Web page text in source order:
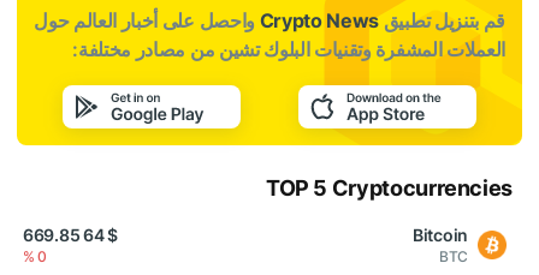
قم بتنزيل تطبيقCrypto News واحصل على أخبار العالم حول
العملات المشفرة وتقنيات البلوك تشين من مصادر مختلفة:
TOP 5 Cryptocurrencies
Bitcoin
BTC
$ 64 669.85
0 %